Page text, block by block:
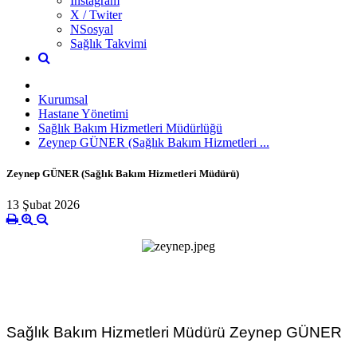
X / Twiter
NSosyal
Sağlık Takvimi
Kurumsal
Hastane Yönetimi
Sağlık Bakım Hizmetleri Müdürlüğü
Zeynep GÜNER (Sağlık Bakım Hizmetleri ...
Zeynep GÜNER (Sağlık Bakım Hizmetleri Müdürü)
13 Şubat 2026
Sağlık Bakım Hizmetleri Müdürü Zeynep GÜNER